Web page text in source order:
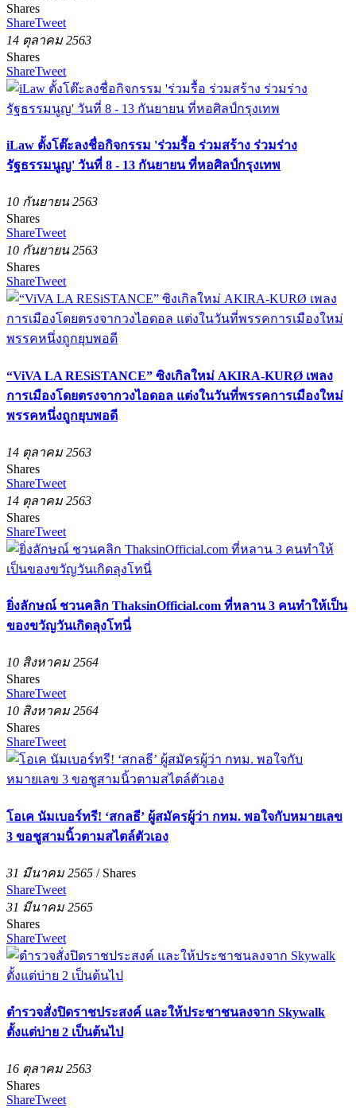
Shares
ShareTweet
14 ตุลาคม 2563
Shares
ShareTweet
iLaw ตั้งโต๊ะลงชื่อกิจกรรม 'ร่วมรื้อ ร่วมสร้าง ร่วมร่าง
รัฐธรรมนูญ' วันที่ 8 - 13 กันยายน ที่หอศิลป์กรุงเทพ
10 กันยายน 2563
Shares
ShareTweet
10 กันยายน 2563
Shares
ShareTweet
“ViVA LA RESiSTANCE” ซิงเกิลใหม่ AKIRA-KURØ เพลง
การเมืองโดยตรงจากวงไอดอล แต่งในวันที่พรรคการเมืองใหม่
พรรคหนึ่งถูกยุบพอดี
14 ตุลาคม 2563
Shares
ShareTweet
14 ตุลาคม 2563
Shares
ShareTweet
ยิ่งลักษณ์ ชวนคลิก ThaksinOfficial.com ที่หลาน 3 คนทำให้เป็น
ของขวัญวันเกิดลุงโทนี่
10 สิงหาคม 2564
Shares
ShareTweet
10 สิงหาคม 2564
Shares
ShareTweet
โอเค นัมเบอร์ทรี! ‘สกลธี’ ผู้สมัครผู้ว่า กทม. พอใจกับหมายเลข
3 ขอชูสามนิ้วตามสไตล์ตัวเอง
31 มีนาคม 2565 / Shares
ShareTweet
31 มีนาคม 2565
Shares
ShareTweet
ตำรวจสั่งปิดราชประสงค์ และให้ประชาชนลงจาก Skywalk
ตั้งแต่บ่าย 2 เป็นต้นไป
16 ตุลาคม 2563
Shares
ShareTweet